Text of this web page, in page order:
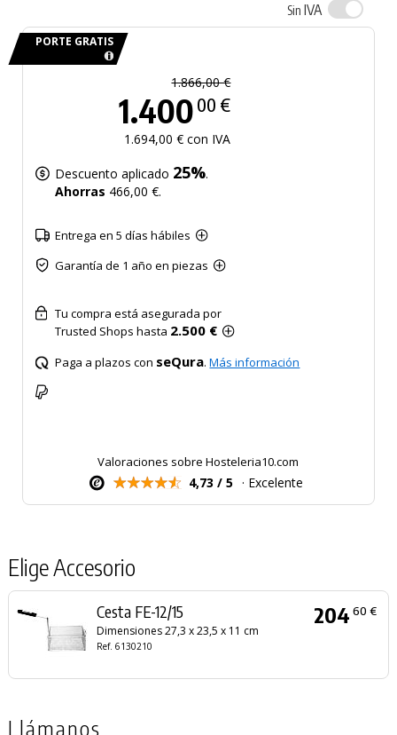
Sin IVA
PORTE GRATIS
1.866,00 €
1.400 00 €
1.694,00 € con IVA
Descuento aplicado 25%.
Ahorras 466,00 €.
Entrega en 5 días hábiles
Garantía de 1 año en piezas
Tu compra está asegurada por
Trusted Shops hasta 2.500 €
Paga a plazos con seQura.Más información
Valoraciones sobre Hosteleria10.com
4,73 / 5 · Excelente
Elige Accesorio
Cesta FE-12/15
Dimensiones 27,3 x 23,5 x 11 cm
Ref. 6130210
204 60 €
Llámanos